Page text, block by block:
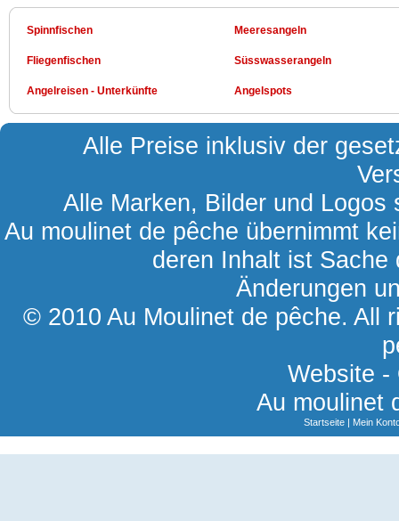
Spinnfischen Meeresangeln
Fliegenfischen Süsswasserangeln
Angelreisen - Unterkünfte Angelspots
Alle Preise inklusiv der
Alle Marken, Bilder und
Au moulinet de pêche übernimmt
deren Inhalt ist Sache
Änderungen
© 2010 Au Moulinet de pêche. All
Website -
Au moulinet
Startseite| Mein